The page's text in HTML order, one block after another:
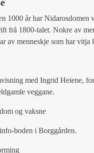
1000 år har
frå 1800-talet. Nokre av
av menneskje som har
med Ingrid Heiene,
veggane.
og vaksne
boden i Borggården.